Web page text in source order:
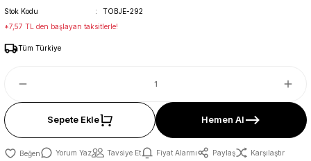
Stok Kodu
TOBJE-292
*7,57 TL den başlayan taksitlerle!
Tüm Türkiye
Sepete Ekle Hemen Al
Yorum Yaz Tavsiye Et Fiyat Alarmı Paylaş Karşılaştır